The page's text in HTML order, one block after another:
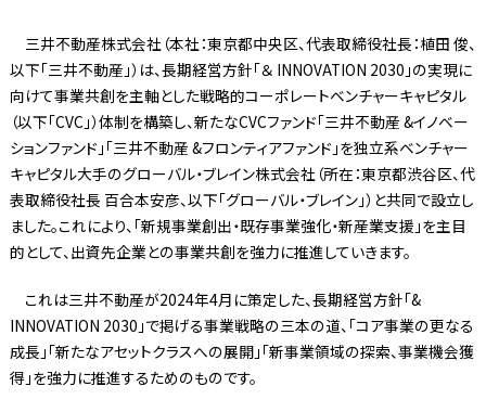
三井不動産株式会社（本社：東京都中央区、代表取締役社長：植田 俊、
以下「三井不動産」）は、長期経営方針「＆ INNOVATION 2030」の実現に
向けて事業共創を主軸とした戦略的コーポレートベンチャーキャピタル
（以下「CVC」）体制を構築し、新たなCVCファンド「三井不動産 &イノベー
ションファンド」「三井不動産 &フロンティアファンド」を独立系ベンチャー
キャピタル大手のグローバル・ブレイン株式会社（所在：東京都渋谷区、代
表取締役社長 百合本安彦、以下「グローバル・ブレイン」）と共同で設立し
ました。これにより、「新規事業創出・既存事業強化・新産業支援」を主目
的として、出資先企業との事業共創を強力に推進していきます。
これは三井不動産が2024年4月に策定した、長期経営方針「&
INNOVATION 2030」で掲げる事業戦略の三本の道、「コア事業の更なる
成長」「新たなアセットクラスへの展開」「新事業領域の探索、事業機会獲
得」を強力に推進するためのものです。